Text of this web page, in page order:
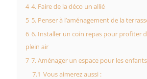
4 4. Faire de la déco un allié
5 5. Penser à l’aménagement de la
6 6. Installer un coin repas pour profiter
plein air
7 7. Aménager un espace pour les enfants
7.1 Vous aimerez aussi :